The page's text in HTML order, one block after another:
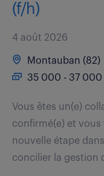
(f/h)
4 août 2026
Montauban (82)
35 000 - 37 000
Vous êtes un(e)
confirmé(e) et
nouvelle étape
concilier la gestion